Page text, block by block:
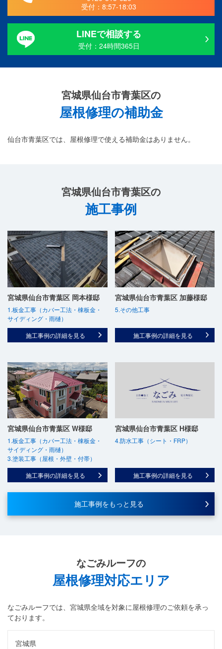
受付：8:57-18:03
LINEで相談する
受付：24時間365日
宮城県仙台市青葉区の
屋根修理の補助金
仙台市青葉区では、屋根修理で使える補助金はありません。
宮城県仙台市青葉区の
施工事例
宮城県仙台市青葉区 岡本様邸
1.板金工事（カバー工法・棟板金・
サイディング・雨樋）
施工事例の詳細を見る
宮城県仙台市青葉区 加藤様邸
5.その他工事
施工事例の詳細を見る
宮城県仙台市青葉区 W様邸
1.板金工事（カバー工法・棟板金・
サイディング・雨樋）
3.塗装工事（屋根・外壁・付帯）
施工事例の詳細を見る
宮城県仙台市青葉区 H様邸
4.防水工事（シート・FRP）
施工事例の詳細を見る
施工事例をもっと見る
なごみルーフの
屋根修理対応エリア
なごみルーフでは、宮城県全域を対象に屋根修理のご依頼を承っ
ております。
宮城県